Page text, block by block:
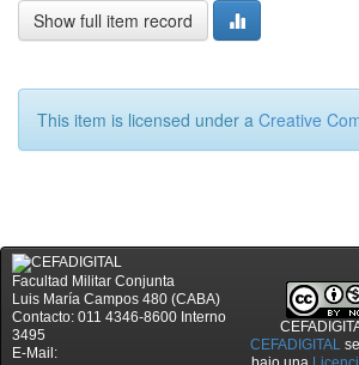
Show full item record
This item is licensed under a Creative
Facultad Militar Conjunta
Luis María Campos 480 (CABA)
Contacto: 011 4346-8600 Interno
3495
E-Mail:
CEFADIGITAL